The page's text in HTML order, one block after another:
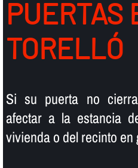
PUERTAS
TORELLÓ
Si su puerta no
afectar a la estancia
vivienda o del recinto en